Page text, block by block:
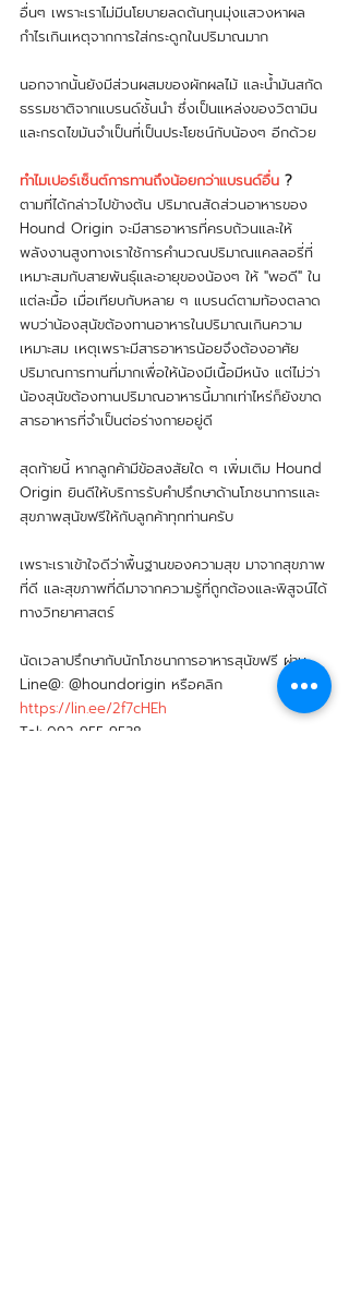
อื่นๆ เพราะเราไม่มีนโยบายลดต้นทุนมุ่งแสวงหาผล
กำไรเกินเหตุจากการใส่กระดูกในปริมาณมาก
นอกจากนั้นยังมีส่วนผสมของผักผลไม้ และน้ำมันสกัด
ธรรมชาติจากแบรนด์ชั้นนำ ซึ่งเป็นแหล่งของวิตามิน
และกรดไขมันจำเป็นที่เป็นประโยชน์กับน้องๆ อีกด้วย
ทำไมเปอร์เซ็นต์การทานถึงน้อยกว่าแบรนด์อื่น ?
ตามที่ได้กล่าวไปข้างต้น ปริมาณสัดส่วนอาหารของ
Hound Origin จะมีสารอาหารที่ครบถ้วนและให้
พลังงานสูงทางเราใช้การคำนวณปริมาณแคลลอรี่ที่
เหมาะสมกับสายพันธุ์และอายุของน้องๆ ให้ "พอดี" ใน
แต่ละมื้อ เมื่อเทียบกับหลาย ๆ แบรนด์ตามท้องตลาด
พบว่าน้องสุนัขต้องทานอาหารในปริมาณเกินความ
เหมาะสม เหตุเพราะมีสารอาหารน้อยจึงต้องอาศัย
ปริมาณการทานที่มากเพื่อให้น้องมีเนื้อมีหนัง แต่ไม่ว่า
น้องสุนัขต้องทานปริมาณอาหารนี้มากเท่าไหร่ก็ยังขาด
สารอาหารที่จำเป็นต่อร่างกายอยู่ดี
สุดท้ายนี้ หากลูกค้ามีข้อสงสัยใด ๆ เพิ่มเติม Hound
Origin ยินดีให้บริการรับคำปรึกษาด้านโภชนาการและ
สุขภาพสุนัขฟรีให้กับลูกค้าทุกท่านครับ
เพราะเราเข้าใจดีว่าพื้นฐานของความสุข มาจากสุขภาพ
ที่ดี และสุขภาพที่ดีมาจากความรู้ที่ถูกต้องและพิสูจน์ได้
ทางวิทยาศาสตร์
นัดเวลาปรึกษากับนักโภชนาการอาหารสุนัขฟรี ผ่าน
Line@: @houndorigin หรือคลิก
https://lin.ee/2f7cHEh
Tel: 092 955 9538